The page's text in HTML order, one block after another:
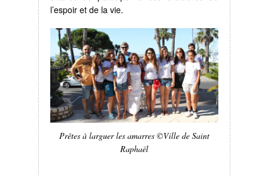
l’espoir et de la vie.
Prêtes à larguer les amarres ©Ville de Saint
Raphaël